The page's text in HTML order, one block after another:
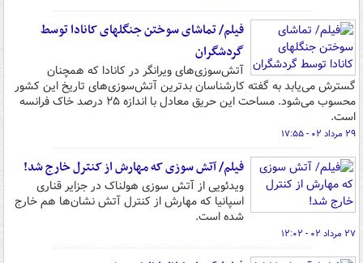
فیلم/ تماشای سوختن جنگل‎های کانادا توسط
گردشگران
آتش‌سوزی‌های ویرانگر در کانادا که همچنان
گسترش می‌یابد به گفته کارشناسان بدترین آتش‌سوزی‌های تاریخ این کشور
محسوب می‌شود. مساحت این حریق معادل با اندازه ۲۵ درصد خاک فرانسه
است.
۲۹ مرداد ۰۲ - ۱۷:۵۵
فیلم/ آتش سوزی که مهارش از کنترل خارج شد!
ویدئویی از آتش سوزی هولناک در جزایر قناری
اسپانیا که مهارش از کنترل آتش نشان‌ها هم خارج
شده است.
۲۷ مرداد ۰۲ - ۱۲:۰۲